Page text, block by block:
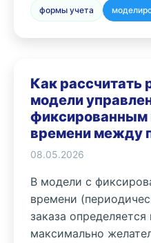
формы учета
Как рассчитать
модели
фиксированным
времени между
08.05.2026
В модели с
времени
заказа
максимально